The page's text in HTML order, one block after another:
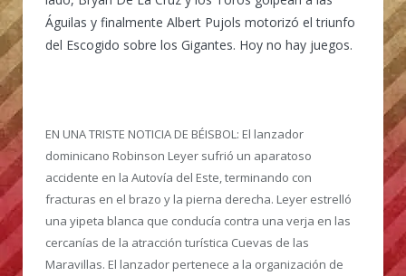
Águilas y finalmente Albert Pujols motorizó el triunfo
del Escogido sobre los Gigantes. Hoy no hay juegos.
EN UNA TRISTE NOTICIA DE BÉISBOL: El lanzador
dominicano Robinson Leyer sufrió un aparatoso
accidente en la Autovía del Este, terminando con
fracturas en el brazo y la pierna derecha. Leyer estrelló
una yipeta blanca que conducía contra una verja en las
cercanías de la atracción turística Cuevas de las
Maravillas. El lanzador pertenece a la organización de